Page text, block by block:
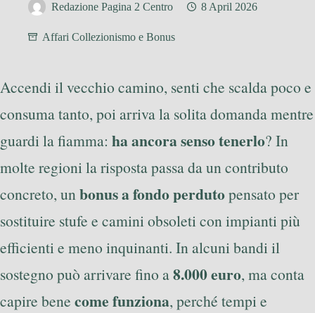
Redazione Pagina 2 Centro 8 April 2026
Affari Collezionismo e Bonus
Accendi il vecchio camino, senti che scalda poco e
consuma tanto, poi arriva la solita domanda mentre
guardi la fiamma: ha ancora senso tenerlo? In
molte regioni la risposta passa da un contributo
concreto, unbonus a fondo perdutopensato per
sostituire stufe e camini obsoleti con impianti più
efficienti e meno inquinanti. In alcuni bandi il
sostegno può arrivare fino a8.000 euro, ma conta
capire bene come funziona, perché tempi e